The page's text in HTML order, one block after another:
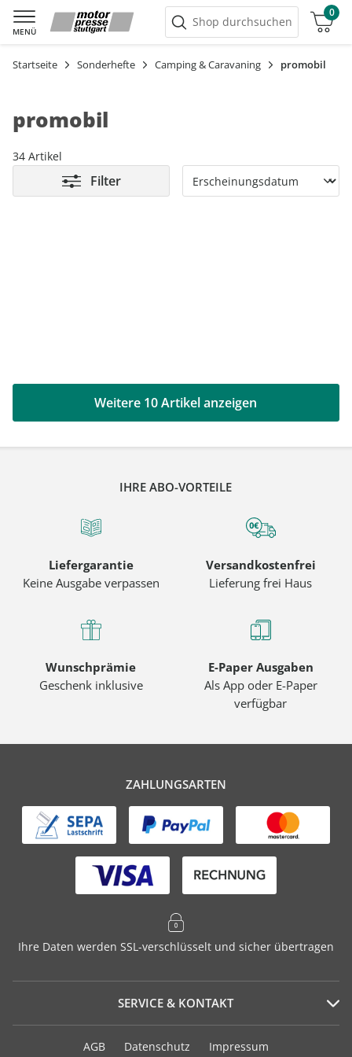
MENÜ
Shop durchsuchen
0
Warenkorb
Startseite Sonderhefte Camping & Caravaning promobil
promobil
34 Artikel
Filter
Weitere 10 Artikel anzeigen
IHRE ABO-VORTEILE
Liefergarantie
Keine Ausgabe verpassen
Versandkostenfrei
Lieferung frei Haus
Wunschprämie
Geschenk inklusive
E-Paper Ausgaben
Als App oder E-Paper
verfügbar
ZAHLUNGSARTEN
Ihre Daten werden SSL-verschlüsselt und sicher übertragen
SERVICE & KONTAKT
Serviceportal
AGB Datenschutz Impressum